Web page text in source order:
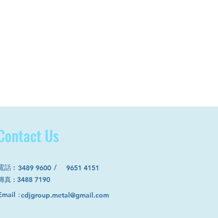
9651 4151
話 : /
：cdjgroup.metal@gmail.com
Us
3489 9600
真 : 3488 7190